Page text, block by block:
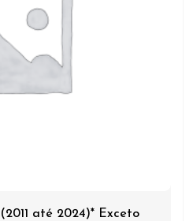
até 2024)* Exceto